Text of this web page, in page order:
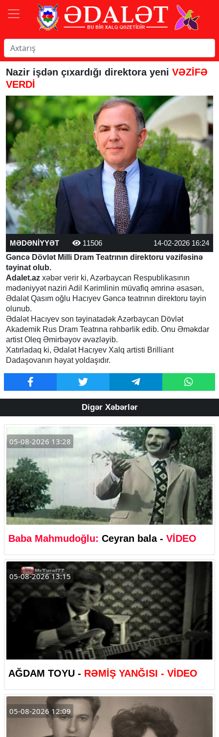
Nazir işdən çıxardığı direktora yeni VƏZİFƏ
VERDİ
MƏDƏNİYYƏT 11506
14-02-2026 16:24
Gəncə Dövlət Milli Dram Teatrının direktoru vəzifəsinə
təyinat olub.
Adalet.az xəbər verir ki, Azərbaycan Respublikasının
mədəniyyət naziri Adil Kərimlinin müvafiq əmrinə əsasən,
Ədalət Qasım oğlu Hacıyev Gəncə teatrının direktoru təyin
olunub.
Ədalət Hacıyev son təyinatadək Azərbaycan Dövlət
Akademik Rus Dram Teatrına rəhbərlik edib. Onu Əməkdar
artist Oleq Əmirbəyov əvəzləyib.
Xatırladaq ki, Ədalət Hacıyev Xalq artisti Brilliant
Dadaşovanın həyat yoldaşıdır.
Digər Xəbərlər
05-08-2026 13:28
Baba Mahmudoğlu: Ceyran bala - VİDEO
05-08-2026 13:15
AĞDAM TOYU - RƏMİŞ YANĞISI - VİDEO
05-08-2026 12:09